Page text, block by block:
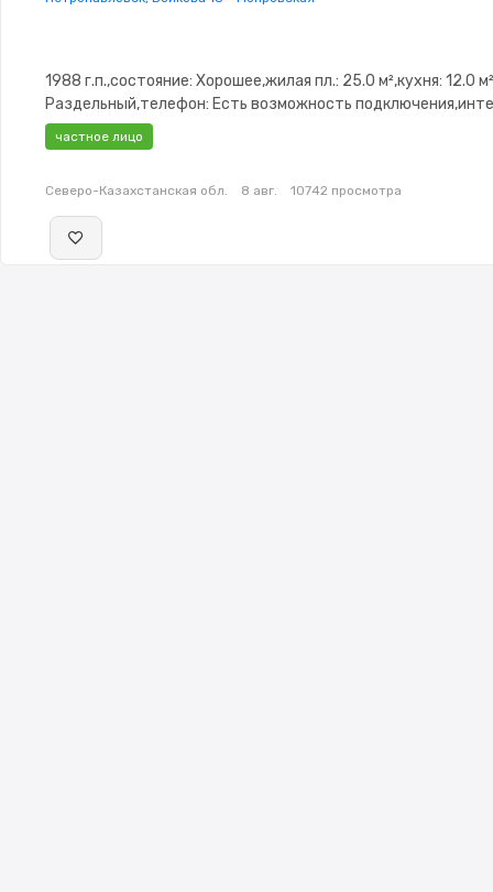
1988 г.п.,состояние: Хорошее,жилая пл.: 25.0 м²,кухня: 12.0
Раздельный,телефон: Есть возможность
ADSL,Навес,Баня,Гараж,Сад
частное лицо
Северо-Казахстанская обл. 8 авг. 10742 просмотра